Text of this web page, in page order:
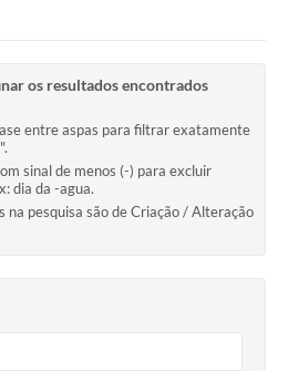
os resultados encontrados
entre aspas para filtrar exatamente
sinal de menos (-) para excluir
dia da -agua.
na pesquisa são de Criação / Alteração